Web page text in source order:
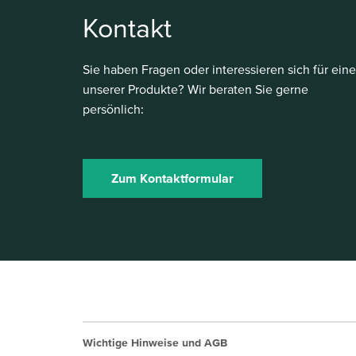
Kontakt
Sie haben Fragen oder interessieren sich für
unserer Produkte? Wir beraten Sie gerne
persönlich:
Zum Kontaktformular
Wichtige Hinweise und AGB